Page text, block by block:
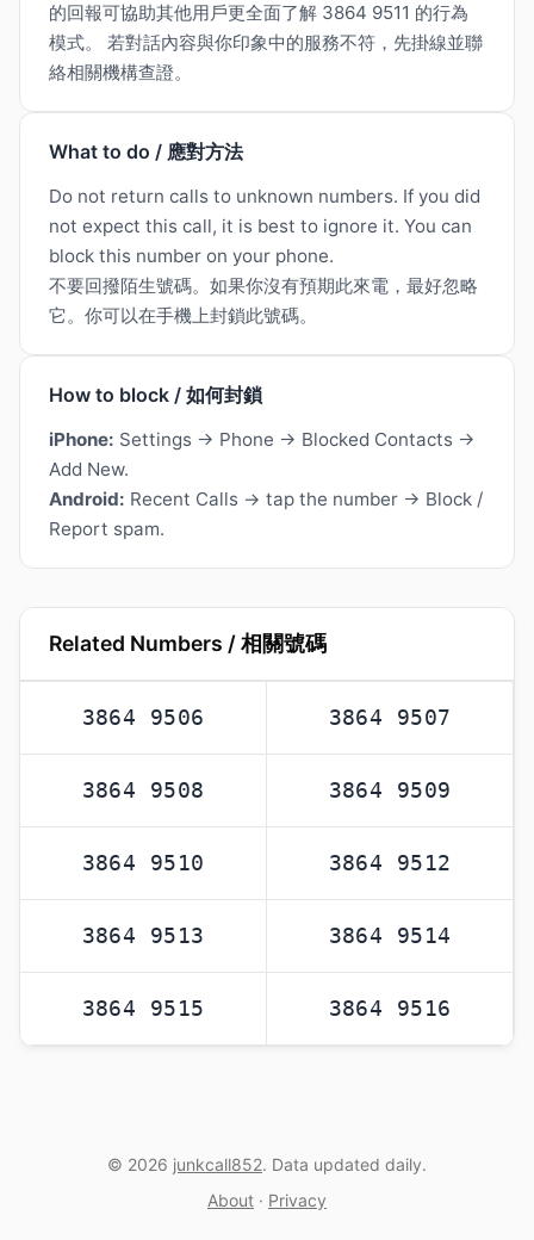
的回報可協助其他用戶更全面了解 3864 9511 的行為
模式。 若對話內容與你印象中的服務不符，先掛線並聯
絡相關機構查證。
What to do / 應對方法
Do not return calls to unknown numbers. If you did
not expect this call, it is best to ignore it. You can
block this number on your phone.
不要回撥陌生號碼。如果你沒有預期此來電，最好忽略
它。你可以在手機上封鎖此號碼。
How to block / 如何封鎖
iPhone: Settings → Phone → Blocked Contacts →
Add New.
Android: Recent Calls → tap the number → Block /
Report spam.
Related Numbers / 相關號碼
3864 9506 3864 9507
3864 9508 3864 9509
3864 9510 3864 9512
3864 9513 3864 9514
3864 9515 3864 9516
© 2026 junkcall852. Data updated daily.
About · Privacy